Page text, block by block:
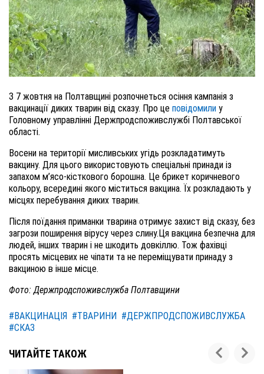
З 7 жовтня на Полтавщині розпочнеться осіння кампанія з
вакцинації диких тварин від сказу. Про це повідомили у
Головному управлінні Держпродспоживслужбі Полтавської
області.
Восени на території мисливських угідь розкладатимуть
вакцину. Для цього використовують спеціальні принади із
запахом м’ясо-кісткового борошна. Це брикет коричневого
кольору, всередині якого міститься вакцина. Їх розкладають у
місцях перебування диких тварин.
Після поїдання приманки тварина отримує захист від сказу, без
загрози поширення вірусу через слину.Ця вакцина безпечна для
людей, інших тварин і не шкодить довкіллю. Тож фахівці
просять місцевих не чіпати та не переміщувати принаду з
вакциною в інше місце.
Фото: Держпродспоживслужба Полтавщини
#ВАКЦИНАЦІЯ #ТВАРИНИ #ДЕРЖПРОДСПОЖИВСЛУЖБА
#СКАЗ
ЧИТАЙТЕ ТАКОЖ